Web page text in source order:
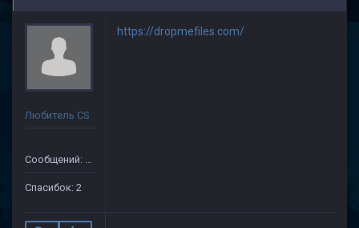
Любитель CS
Сообщений: 25
Спасибок: 2
https://dropmefiles.com/